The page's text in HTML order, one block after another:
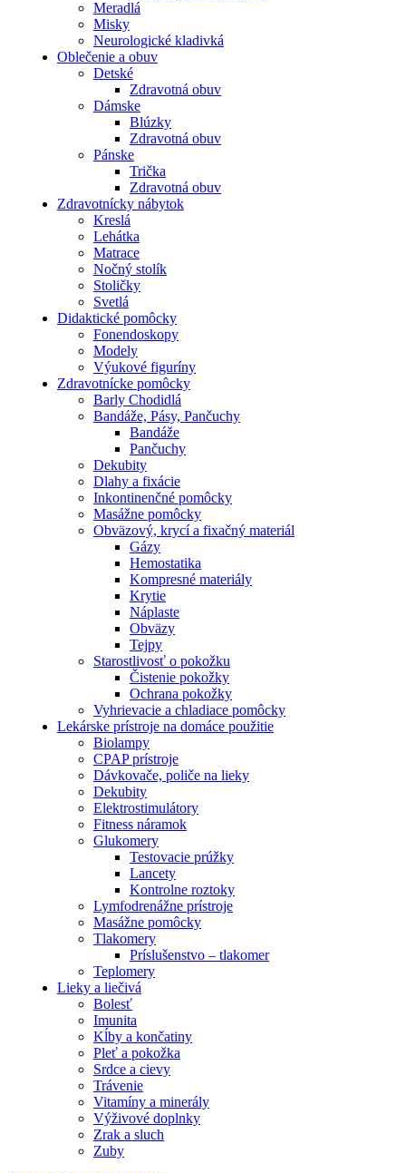
Meradlá
Misky
Neurologické kladivká
Oblečenie a obuv
Detské
Zdravotná obuv
Dámske
Blúzky
Zdravotná obuv
Pánske
Trička
Zdravotná obuv
Zdravotnícky nábytok
Kreslá
Lehátka
Matrace
Nočný stolík
Stoličky
Svetlá
Didaktické pomôcky
Fonendoskopy
Modely
Výukové figuríny
Zdravotnícke pomôcky
Barly Chodidlá
Bandáže, Pásy, Pančuchy
Bandáže
Pančuchy
Dekubity
Dlahy a fixácie
Inkontinenčné pomôcky
Masážne pomôcky
Obväzový, krycí a fixačný materiál
Gázy
Hemostatika
Kompresné materiály
Krytie
Náplaste
Obväzy
Tejpy
Starostlivosť o pokožku
Čistenie pokožky
Ochrana pokožky
Vyhrievacie a chladiace pomôcky
Lekárske prístroje na domáce použitie
Biolampy
CPAP prístroje
Dávkovače, poliče na lieky
Dekubity
Elektrostimulátory
Fitness náramok
Glukomery
Testovacie prúžky
Lancety
Kontrolne roztoky
Lymfodrenážne prístroje
Masážne pomôcky
Tlakomery
Príslušenstvo – tlakomer
Teplomery
Lieky a liečivá
Bolesť
Imunita
Kĺby a končatiny
Pleť a pokožka
Srdce a cievy
Trávenie
Vitamíny a minerály
Výživové doplnky
Zrak a sluch
Zuby